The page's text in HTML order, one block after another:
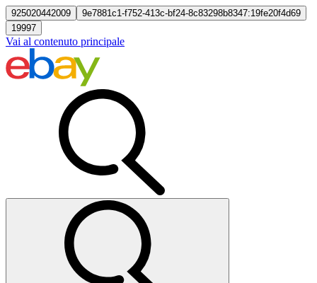
925020442009
9e7881c1-f752-413c-bf24-8c83298b8347:19fe20f4d69
19997
Vai al contenuto principale